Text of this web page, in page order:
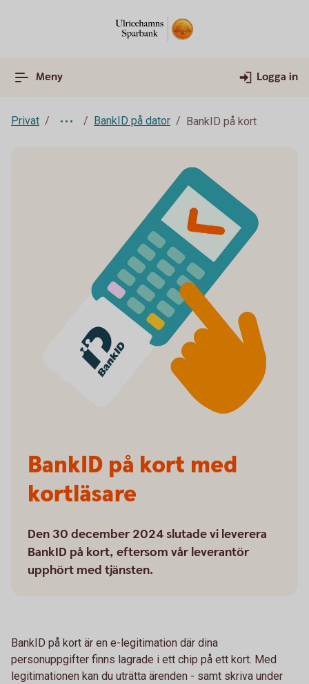
Meny Logga in
Privat BankID på dator BankID på kort
BankID på kort med
kortläsare
Den 30 december 2024 slutade vi leverera
BankID på kort, eftersom vår leverantör
upphört med tjänsten.
BankID på kort är en e-legitimation där dina
personuppgifter finns lagrade i ett chip på ett kort. Med
legitimationen kan du uträtta ärenden - samt skriva under